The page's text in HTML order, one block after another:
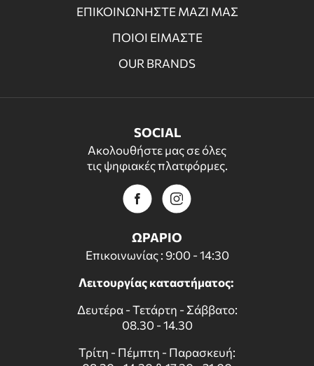
ΕΠΙΚΟΙΝΩΝΗΣΤΕ ΜΑΖΙ ΜΑΣ
ΠΟΙΟΙ ΕΙΜΑΣΤΕ
OUR BRANDS
SOCIAL
Ακολουθήστε μας σε όλες
τις ψηφιακές πλατφόρμες.
ΩΡΑΡΙΟ
Επικοινωνίας : 9:00 - 14:30
Λειτουργίας καταστήματος:
Δευτέρα - Τετάρτη - Σάββατο:
08.30 - 14.30
Τρίτη - Πέμπτη - Παρασκευή: